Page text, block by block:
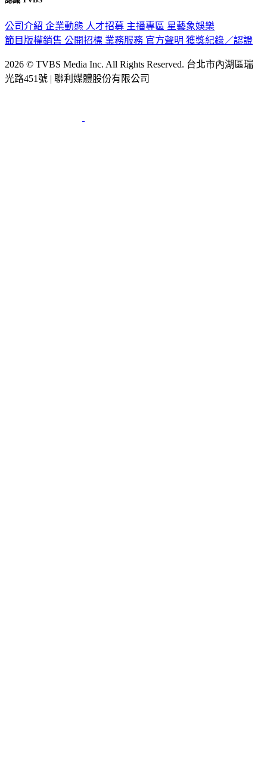
公司介紹 企業動態 人才招募 主播專區 星藝象娛樂
節目版權銷售 公開招標 業務服務 官方聲明 獲獎紀錄／認證
2026 © TVBS Media Inc. All Rights Reserved. 台北市內湖區瑞
光路451號 | 聯利媒體股份有限公司